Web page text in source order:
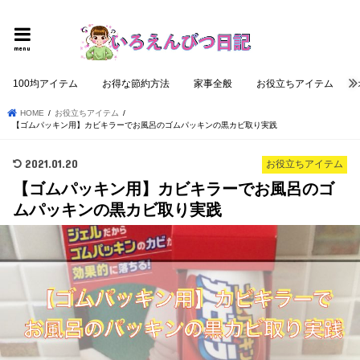
menu
100均アイテム お得な節約方法 家事全般 お役立ちアイテム
HOME
お役立ちアイテム
【ゴムパッキン用】カビキラーでお風呂のゴムパッキンの黒カビ取り実践
お役立ちアイテム
2021.01.20
【ゴムパッキン用】カビキラーでお風呂のゴ
ムパッキンの黒カビ取り実践